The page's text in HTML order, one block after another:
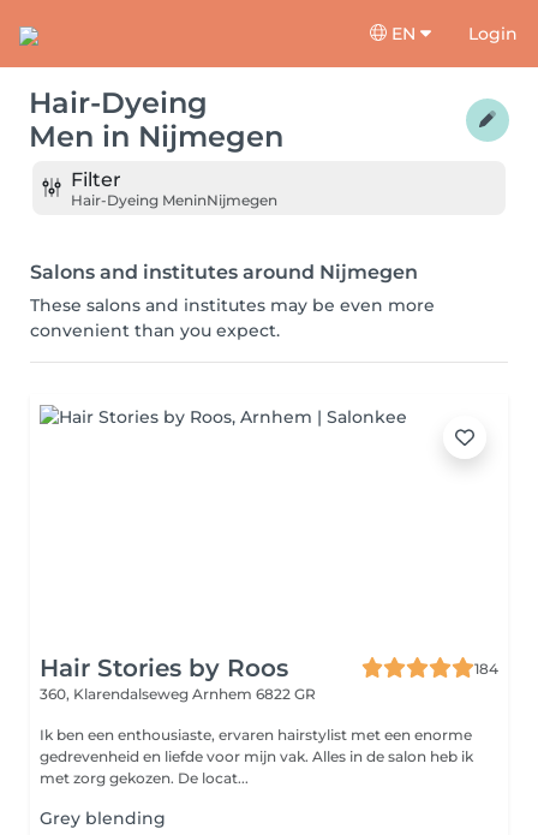
EN Login
Hair-Dyeing
Men in Nijmegen
Filter
Hair-Dyeing MeninNijmegen
Salons and institutes around Nijmegen
These salons and institutes may be even more
convenient than you expect.
Hair Stories by Roos
184
360, Klarendalseweg Arnhem 6822 GR
Ik ben een enthousiaste, ervaren hairstylist met een enorme
gedrevenheid en liefde voor mijn vak. Alles in de salon heb ik
met zorg gekozen. De locat...
Grey blending